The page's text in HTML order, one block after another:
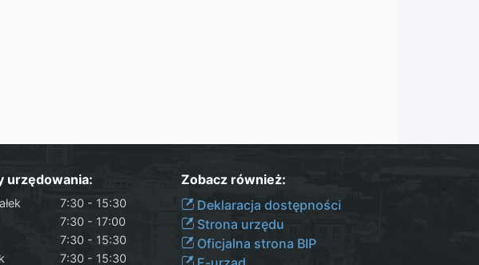
urzędowania:
7:30 - 15:30
7:30 - 17:00
7:30 - 15:30
7:30 - 15:30
Zobacz również:
Deklaracja dostępności
Strona urzędu
Oficjalna strona BIP